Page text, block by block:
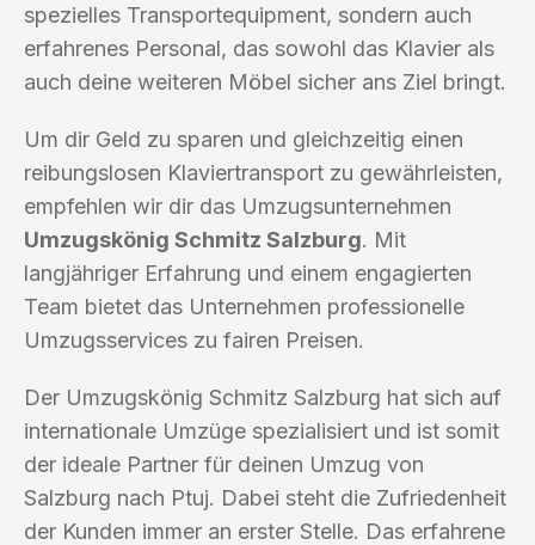
spezielles Transportequipment, sondern auch
erfahrenes Personal, das sowohl das Klavier als
auch deine weiteren Möbel sicher ans Ziel bringt.
Um dir Geld zu sparen und gleichzeitig einen
reibungslosen Klaviertransport zu gewährleisten,
empfehlen wir dir das Umzugsunternehmen
Umzugskönig Schmitz Salzburg. Mit
langjähriger Erfahrung und einem engagierten
Team bietet das Unternehmen professionelle
Umzugsservices zu fairen Preisen.
Der Umzugskönig Schmitz Salzburg hat sich auf
internationale Umzüge spezialisiert und ist somit
der ideale Partner für deinen Umzug von
Salzburg nach Ptuj. Dabei steht die Zufriedenheit
der Kunden immer an erster Stelle. Das erfahrene